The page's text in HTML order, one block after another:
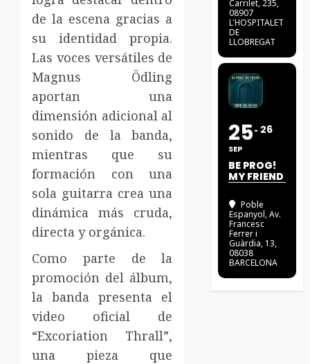
de la escena gracias a
su identidad propia.
Las voces versátiles de
Magnus Ödling
aportan una
dimensión adicional al
sonido de la banda,
mientras que su
formación con una
sola guitarra crea una
dinámica más cruda,
directa y orgánica.
Como parte de la
promoción del álbum,
la banda presenta el
video oficial de
“Excoriation Thrall”,
una pieza que
Carrilet, 235,
08907
L'HOSPITALET
DE
LLOBREGAT
25
SEP
26
BE PROG!
MY FRIEND
Poble
Espanyol, Av.
Francesc
Ferrer i
Guàrdia, 13,
08038
BARCELONA